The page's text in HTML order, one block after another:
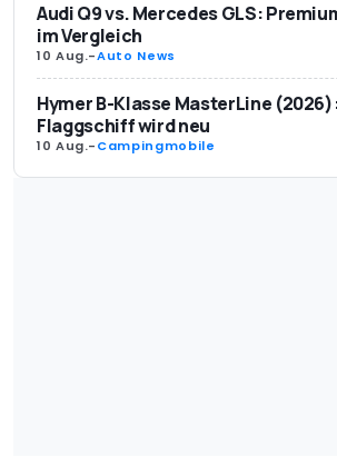
Audi Q9 vs. Mercedes GLS:
im Vergleich
10 Aug.-Auto News
Hymer B-Klasse MasterLine
Flaggschiff wird neu
10 Aug.-Campingmobile